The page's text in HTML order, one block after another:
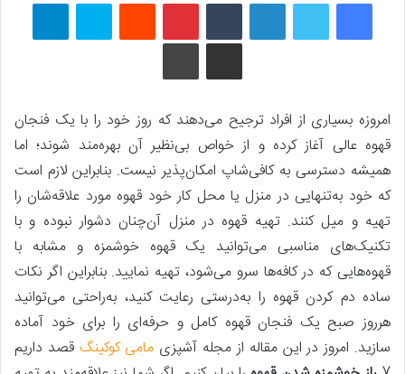
چاپ
امروزه بسیاری از افراد ترجیح می‌دهند که روز خود را با یک فنجان
قهوه عالی آغاز کرده و از خواص بی‌نظیر آن بهره‌مند شوند؛ اما
همیشه دسترسی به کافی‌شاپ امکان‌پذیر نیست. بنابراین لازم است
که خود به‌تنهایی در منزل یا محل کار خود قهوه مورد علاقه‌شان را
تهیه و میل کنند. تهیه قهوه در منزل آن‌چنان دشوار نبوده و با
تکنیک‌های مناسبی می‌توانید یک قهوه خوشمزه و مشابه با
قهوه‌هایی که در کافه‌‌ها سرو می‌شود، تهیه نمایید. بنابراین اگر نکات
ساده دم کردن قهوه را به‌درستی رعایت کنید، به‌راحتی می‌توانید
هرروز صبح یک فنجان قهوه کامل و حرفه‌ای را برای خود آماده
سازید. امروز در این مقاله از مجله آشپزی مامی کوکینگ قصد داریم